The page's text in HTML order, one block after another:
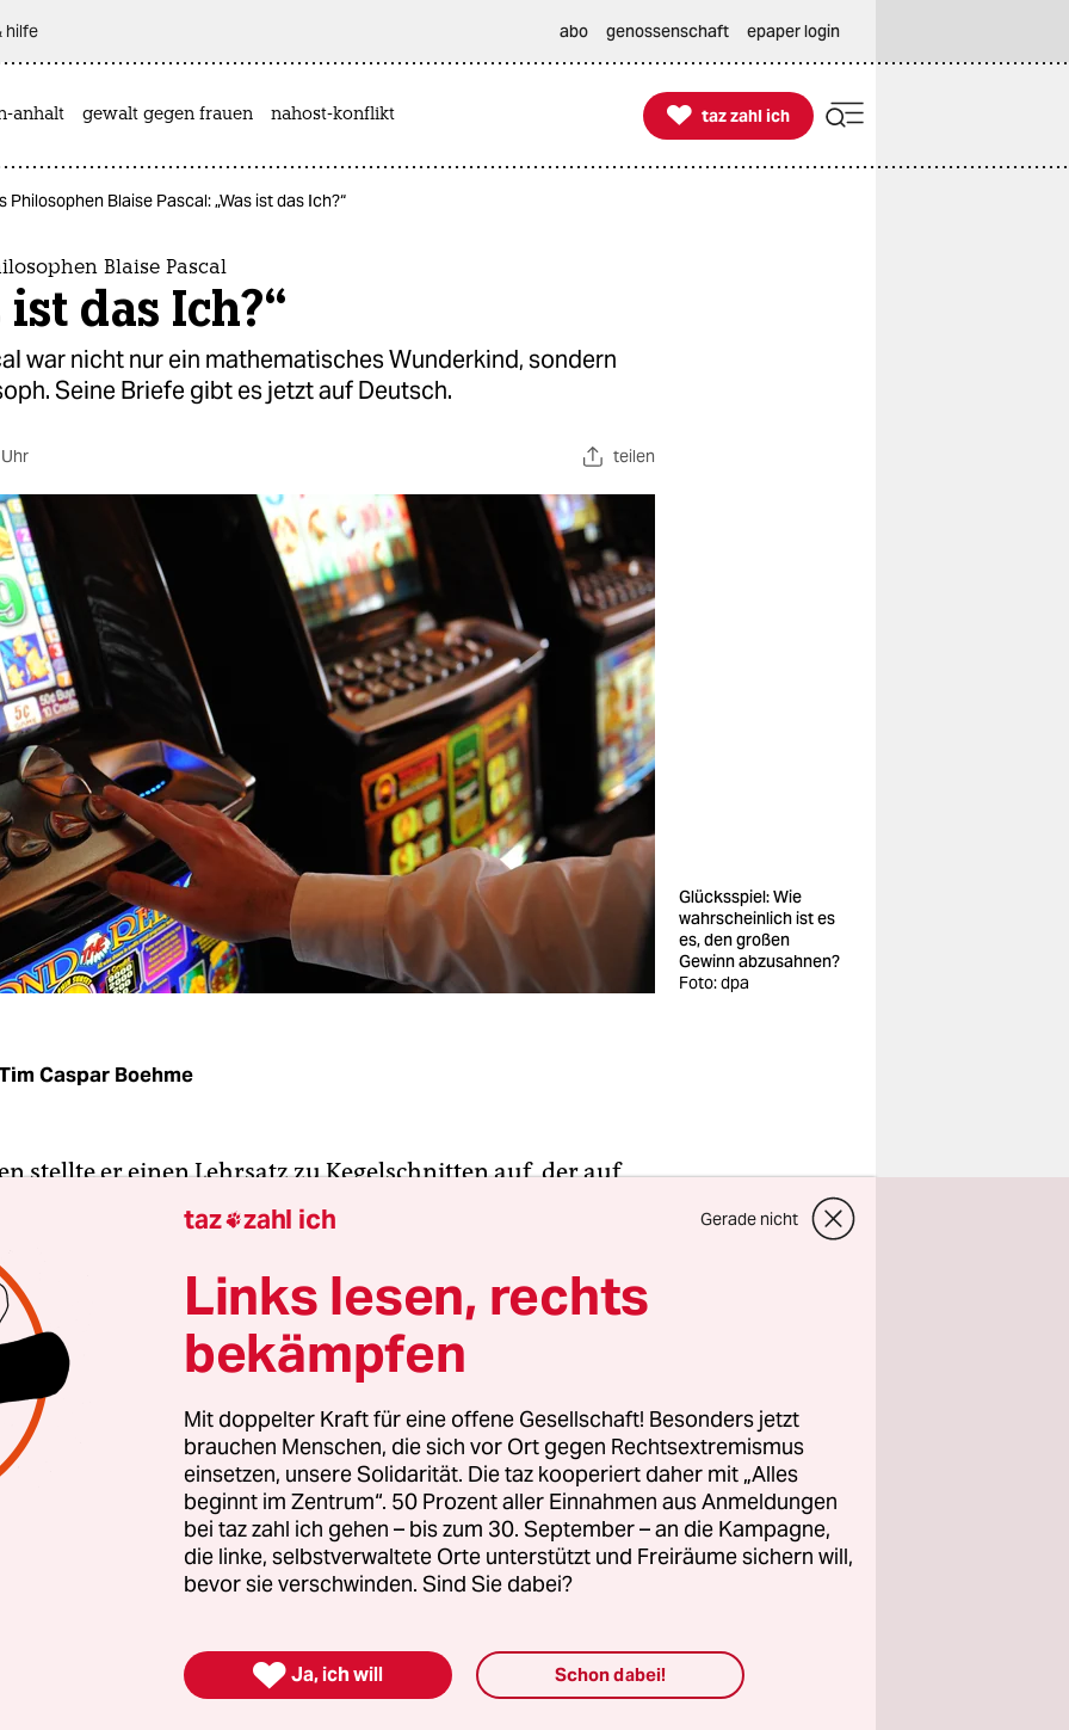
hilfe abo genossenschaft epaper login
anhalt gewalt gegen frauen nahost-konflikt 
taz zahl ich
taz zahl ich
Philosophen Blaise Pascal: „Was ist das Ich?“
Blaise Pascal
ist das Ich?“
war nicht nur ein mathematisches Wunderkind, sondern
Seine Briefe gibt es jetzt auf Deutsch.
teilen
Glücksspiel: Wie
wahrscheinlich ist es
es, den großen
Gewinn abzusahnen?
Foto: dpa
Caspar Boehme
stellte er einen Lehrsatz zu Kegelschnitten auf, der auf
hört und ihn berühmt machte. Drei Jahre später erfand
und legte damit ein Fundament für die
Über Berechnungen zu Gewinnchancen bei
wurde er zum Begründer der
Blaise Pascal war ein mathematisches
in seinen aphoristischen „Pensées“ behandelte er
Fragen wie „Was ist das Ich?“
Denker des 17. Jahrhunderts waren aber auch
von größter Wichtigkeit. Von dieser Einheit von
und Spiritualität kann man eine Ahnung bekommen,
die private Korrespondenz Pascals liest, die jetzt auf
Briefe macht. Übersetzt wurden sie vom Pascal-Kenner
taz zahl ich Gerade nicht
Links lesen, rechts
bekämpfen
Mit doppelter Kraft für eine offene Gesellschaft! Besonders jetzt
brauchen Menschen, die sich vor Ort gegen Rechtsextremismus
einsetzen, unsere Solidarität. Die taz kooperiert daher mit „Alles
beginnt im Zentrum“. 50 Prozent aller Einnahmen aus Anmeldungen
bei taz zahl ich gehen – bis zum 30. September – an die Kampagne,
die linke, selbstverwaltete Orte unterstützt und Freiräume sichern will,
bevor sie verschwinden. Sind Sie dabei?
 Ja, ich will Schon dabei!